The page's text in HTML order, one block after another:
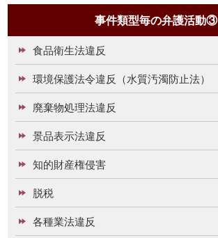
事件類型毎の弁護活動③
食品衛生法違反
環境保護法令違反（水質汚濁防止法）
廃棄物処理法違反
景品表示法違反
知的財産権侵害
脱税
各種業法違反